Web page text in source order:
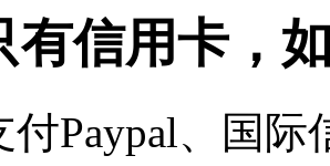
有信用卡，
付Paypal、国